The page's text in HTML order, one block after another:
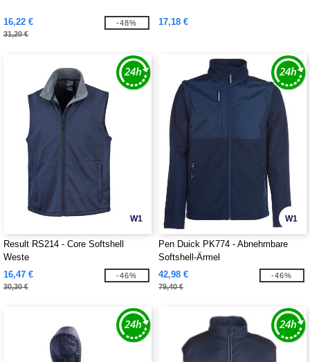
16,22 €
31,20 €
-48% 17,18 €
W1
Result RS214 - Core Softshell
Weste
16,47 €
30,30 €
-46%
W1
Pen Duick PK774 - Abnehmbare
Softshell-Ärmel
42,98 €
79,40 €
-46%